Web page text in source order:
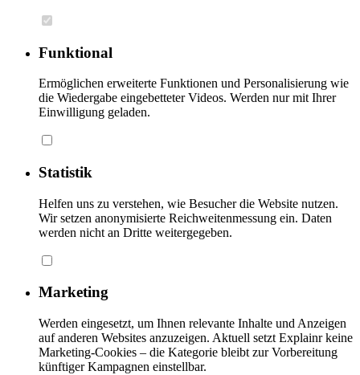
Funktional
Ermöglichen erweiterte Funktionen und Personalisierung wie
die Wiedergabe eingebetteter Videos. Werden nur mit Ihrer
Einwilligung geladen.
Statistik
Helfen uns zu verstehen, wie Besucher die Website nutzen.
Wir setzen anonymisierte Reichweitenmessung ein. Daten
werden nicht an Dritte weitergegeben.
Marketing
Werden eingesetzt, um Ihnen relevante Inhalte und Anzeigen
auf anderen Websites anzuzeigen. Aktuell setzt Explainr keine
Marketing-Cookies – die Kategorie bleibt zur Vorbereitung
künftiger Kampagnen einstellbar.